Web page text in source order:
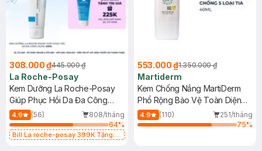
308.000 ₫445.000 ₫
La Roche-Posay
Kem Dưỡng La Roche-Posay
Giúp Phục Hồi Da Đa Công
Dụng 40ml
4.9 (56)
808/tháng
64%
Bill La roche-posay 399K Tặng
553.000 ₫1.350.000 ₫
Martiderm
Kem Chống Nắng MartiDerm
Phổ Rộng Bảo Vệ Toàn Diện
40ml
4.9 (110)
251/tháng
75%